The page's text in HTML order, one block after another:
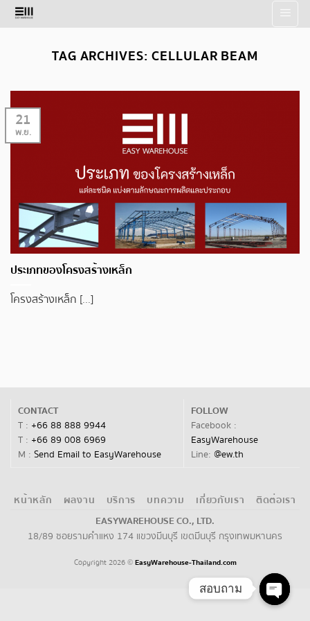
Skip
to
TAG ARCHIVES: CELLULAR BEAM
ประเภทของโครงสร้างเหล็ก
โครงสร้างเหล็ก [...]
21
พ.ย.
CONTACT
T : +66 88 888 9944
T : +66 89 008 6969
M : Send Email to EasyWarehouse
FOLLOW
Facebook :
EasyWarehouse
Line: @ew.th
หน้าหลัก ผลงาน บริการ บทความ เกี่ยวกับเรา ติดต่อเรา
EASYWAREHOUSE CO., LTD.
18/89 ซอยรามคำแหง 174 แขวงมีนบุรี เขตมีนบุรี กรุงเทพมหานคร
Copyright 2026 © EasyWarehouse-Thailand.com
สอบถาม